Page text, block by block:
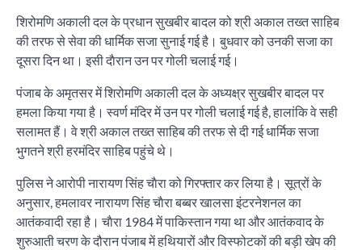
शिरोमणि अकाली दल के प्रधान सुखबीर बादल को श्री अकाल तख्त साहिब
की तरफ से सेवा की धार्मिक सजा सुनाई गई है। बुधवार को उनकी सजा का
दूसरा दिन था। इसी दाैरान उन पर गोली चलाई गई।
पंजाब के अमृतसर में शिरोमणि अकाली दल के अध्यक्ष्र सुखबीर बादल पर
हमला किया गया है। स्वर्ण मंदिर में उन पर गोली चलाई गई है, हालांकि वे सही
सलामत हैं। वे श्री अकाल तख्त साहिब की तरफ से दी गई धार्मिक सजा
भुगतने श्री हरमंदिर साहिब पहुंचे थे।
पुलिस ने आरोपी नारायण सिंह चाैरा को गिरफ्तार कर लिया है। सूत्रों के
अनुसार, हमलावर नारायण सिंह चाैरा बब्बर खालसा इंटरनेशनल का
आतंकवादी रहा है। चाैरा 1984 में पाकिस्तान गया था और आतंकवाद के
शुरुआती चरण के दौरान पंजाब में हथियारों और विस्फोटकों की बड़ी खेप की